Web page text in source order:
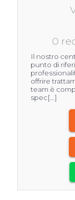
0
Il nostro
punto di
offrire
team è
spec[...]